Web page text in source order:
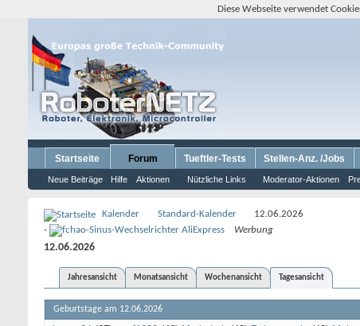
Startseite Forum
Neue Beiträge Hilfe Aktionen Nützliche Links Moderator-Aktionen
Tueftler-Tests Stellen-Anz. /Jobs
Kalender Standard-Kalender
12.06.2026
-
Werbung
12.06.2026
Jahresansicht
Monatsansicht Wochenansicht Tagesansicht
Geburtstage am 12.06.2026
Diese Webseite verwendet